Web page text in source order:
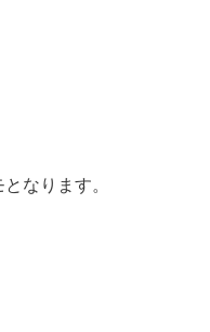
なります。